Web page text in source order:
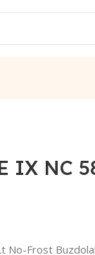
IX NC
No-Frost